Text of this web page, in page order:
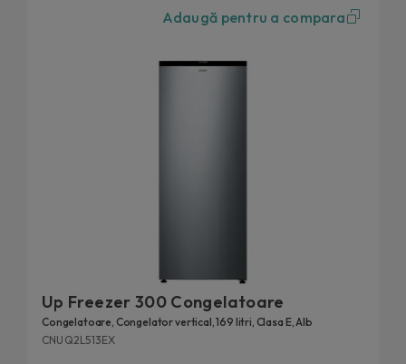
Adaugă pentru a compara
Up Freezer 300 Congelatoare
Congelatoare, Congelator vertical, 169 litri, Clasa E, Alb
CNUQ2L513EX